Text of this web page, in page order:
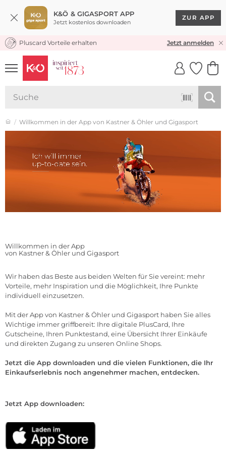
K&Ö & GIGASPORT APP
Jetzt kostenlos downloaden
ZUR APP
★★★★★ 4,8 / 5,0 STERNE
Pluscard Vorteile erhalten Jetzt anmelden
UNSERE APP
CLICK &
Willkommen in der App von Kastner & Öhler und Gigasport
Willkommen in der App
von Kastner & Öhler und Gigasport
Wir haben das Beste aus beiden Welten für Sie vereint: mehr
Vorteile, mehr Inspiration und die Möglichkeit, Ihre Punkte
individuell einzusetzen.
Mit der App von Kastner & Öhler und Gigasport haben Sie alles
Wichtige immer griffbereit: Ihre digitale PlusCard, Ihre
Gutscheine, Ihren Punktestand, eine Übersicht Ihrer Einkäufe
und direkten Zugang zu unseren Online Shops.
Jetzt die App downloaden und die vielen Funktionen, die Ihr
Einkaufserlebnis noch angenehmer machen, entdecken.
Jetzt App downloaden: